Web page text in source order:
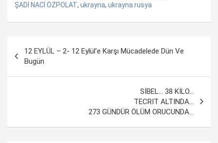
ŞADİ NACİ ÖZPOLAT, ukrayna, ukrayna rusya
dolaşımı
12 EYLÜL – 2- 12 Eylül’e Karşı Mücadelede Dün Ve
Bugün
SİBEL… 38 KİLO…
TECRIT ALTINDA…
273 GÜNDÜR ÖLÜM ORUCUNDA…